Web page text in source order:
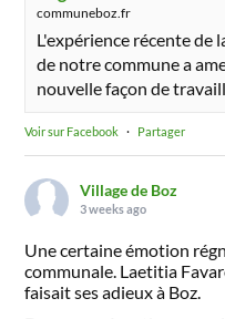
communeboz.fr
L'expérience récente de
de notre commune a
nouvelle façon de
Voir sur Facebook · Partager
Village de Boz
3 weeks ago
Une certaine émotion
communale. Laetitia
faisait ses adieux à Boz.